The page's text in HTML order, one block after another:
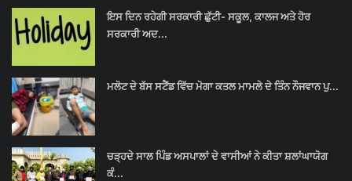
ਇਸ ਦਿਨ ਰਹੇਗੀ ਸਰਕਾਰੀ ਛੁੱਟੀ- ਸਕੂਲ, ਕਾਲਜ ਅਤੇ ਹੋਰ
ਸਰਕਾਰੀ ਅਦ...
ਮਲੋਟ ਦੇ ਬੱਸ ਸਟੈਂਡ ਵਿੱਚ ਮੋਗਾ ਕਤਲ ਮਾਮਲੇ ਦੇ ਤਿੰਨ ਨੌਜਵਾਨ ਪੁ...
ਚੜ੍ਹਦੇ ਸਾਲ ਪਿੰਡ ਅਸਪਾਲਾਂ ਦੇ ਵਾਸੀਆਂ ਨੇ ਕੀਤਾ ਸ਼ਲਾਂਘਾਯੋਗ
ਕੰ...